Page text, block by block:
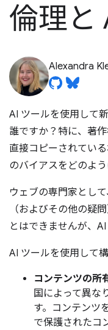
倫理と
Alexandra
AI ツールを使用して
誰ですか？特に、著
直接コピーされてい
のバイアスをどのよ
ウェブの専門家とし
（およびその他の疑
とはできませんが、
AI ツールを使用して
コンテンツの所
国によって異な
す。コンテンツ
で保護されたコ